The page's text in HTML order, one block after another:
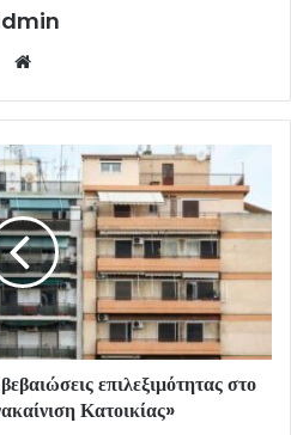
επιλεξιμότητας στο
Κατοικίας»